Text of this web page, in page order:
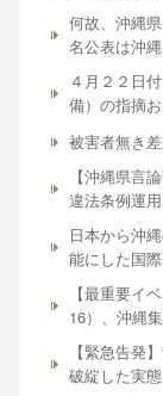
何故、沖縄
名公表は沖
４月２２日
備）の指摘
被害者無き
【沖縄県言
違法条例運
日本から沖
能にした国
【最重要イ
16）、沖縄
【緊急告発
破綻した実態